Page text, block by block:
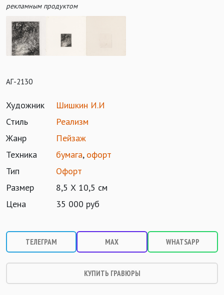
рекламным продуктом
АГ-2130
Художник
Шишкин И.И
Стиль
Реализм
Жанр
Пейзаж
Техника
бумага, офорт
Тип
Офорт
Размер
8,5 Х 10,5 см
Цена
35 000 руб
ТЕЛЕГРАМ MAX WHATSAPP
КУПИТЬ ГРАВЮРЫ